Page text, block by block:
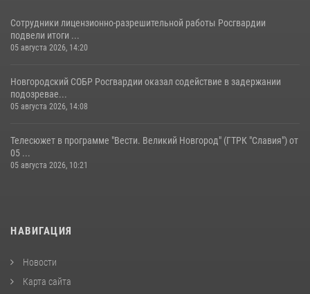
Сотрудники лицензионно-разрешительной работы Росгвардии
подвели итоги ...
05 августа 2026, 14:20
Новгородский СОБР Росгвардии оказал содействие в задержании
подозревае...
05 августа 2026, 14:08
Телесюжет в программе "Вести. Великий Новгород" (ГТРК "Славия") от
05 ...
05 августа 2026, 10:21
НАВИГАЦИЯ
Новости
Карта сайта